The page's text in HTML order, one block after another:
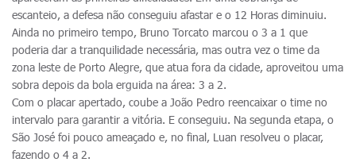
escanteio, a defesa não conseguiu afastar e o 12 Horas diminuiu.
Ainda no primeiro tempo, Bruno Torcato marcou o 3 a 1 que
poderia dar a tranquilidade necessária, mas outra vez o time da
zona leste de Porto Alegre, que atua fora da cidade, aproveitou uma
sobra depois da bola erguida na área: 3 a 2.
Com o placar apertado, coube a João Pedro reencaixar o time no
intervalo para garantir a vitória. E conseguiu. Na segunda etapa, o
São José foi pouco ameaçado e, no final, Luan resolveu o placar,
fazendo o 4 a 2.